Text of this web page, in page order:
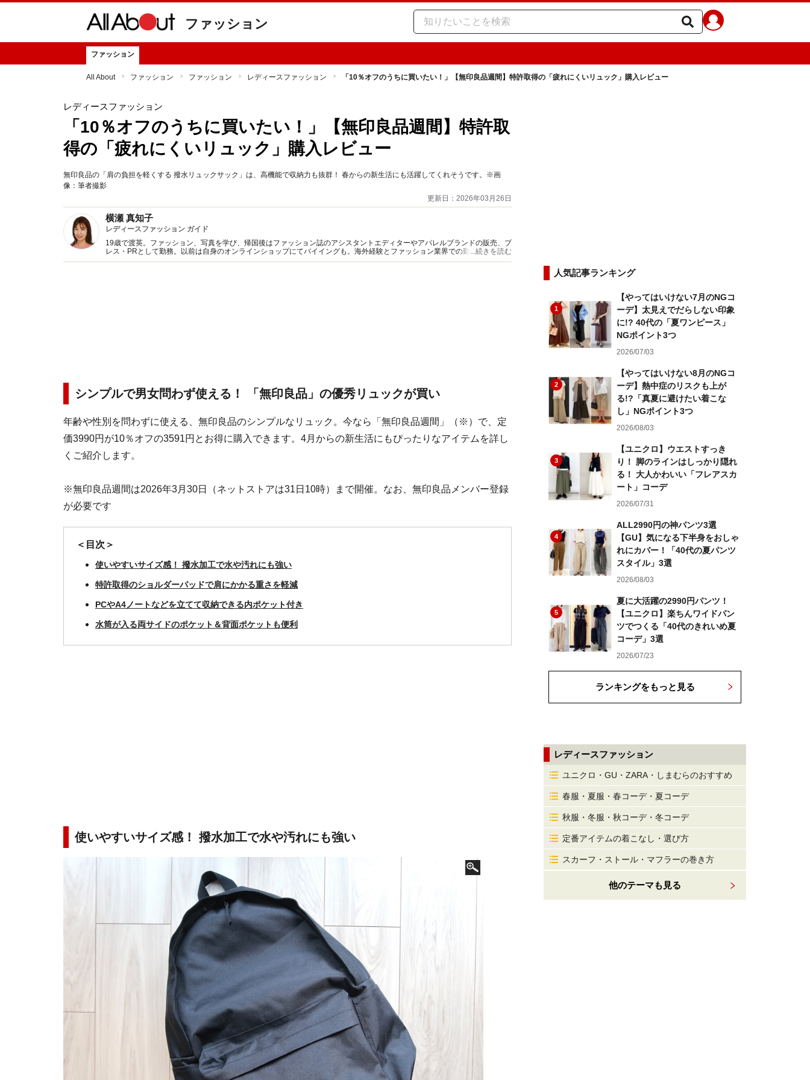
ファッション
ファッション
All About ファッション ファッション レディースファッション 「10％オフのうちに買いたい！」【無印良品週間】特許取得の「疲れにくいリュック」購入レビュー
レディースファッション
「10％オフのうちに買いたい！」【無印良品週間】特許取
得の「疲れにくいリュック」購入レビュー
無印良品の「肩の負担を軽くする 撥水リュックサック」は、高機能で収納力も抜群！ 春からの新生活にも活躍してくれそうです。※画
像：筆者撮影
更新日：2026年03月26日
横瀬 真知子
レディースファッション ガイド
19歳で渡英。ファッション、写真を学び、帰国後はファッション誌のアシスタントエディターやアパレルブランドの販売、プ
レス・PRとして勤務。以前は自身のオンラインショップにてバイイングも。海外経験とファッション業界での勤務経験から
得た知識をもとに、フレッシュなファッション情報をご提供します。
...続きを読む
シンプルで男女問わず使える！ 「無印良品」の優秀リュックが買い
年齢や性別を問わずに使える、無印良品のシンプルなリュック。今なら「無印良品週間」（※）で、定
価3990円が10％オフの3591円とお得に購入できます。4月からの新生活にもぴったりなアイテムを詳し
くご紹介します。
※無印良品週間は2026年3月30日（ネットストアは31日10時）まで開催。なお、無印良品メンバー登録
が必要です
＜目次＞
使いやすいサイズ感！ 撥水加工で水や汚れにも強い
特許取得のショルダーパッドで肩にかかる重さを軽減
PCやA4ノートなどを立てて収納できる内ポケット付き
水筒が入る両サイドのポケット＆背面ポケットも便利
使いやすいサイズ感！ 撥水加工で水や汚れにも強い
人気記事ランキング
1
【やってはいけない7月のNGコ
ーデ】太見えでだらしない印象
に!? 40代の「夏ワンピース」
NGポイント3つ
2026/07/03
2
【やってはいけない8月のNGコ
ーデ】熱中症のリスクも上が
る!?「真夏に避けたい着こな
し」NGポイント3つ
2026/08/03
3
【ユニクロ】ウエストすっき
り！ 脚のラインはしっかり隠れ
る！ 大人かわいい「フレアスカ
ート」コーデ
2026/07/31
4
ALL2990円の神パンツ3選
【GU】気になる下半身をおしゃ
れにカバー！「40代の夏パンツ
スタイル」3選
2026/08/03
5
夏に大活躍の2990円パンツ！
【ユニクロ】楽ちんワイドパン
ツでつくる「40代のきれいめ夏
コーデ」3選
2026/07/23
ランキングをもっと見る
レディースファッション
ユニクロ・GU・ZARA・しまむらのおすすめ
春服・夏服・春コーデ・夏コーデ
秋服・冬服・秋コーデ・冬コーデ
定番アイテムの着こなし・選び方
スカーフ・ストール・マフラーの巻き方
他のテーマも見る